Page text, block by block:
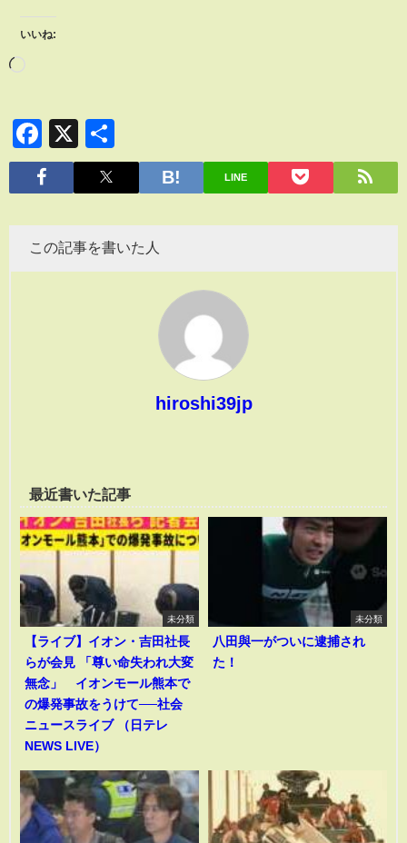
いいね:
Facebook
X
有
LINE
この記事を書いた人
hiroshi39jp
最近書いた記事
未分類
【ライブ】イオン・吉田社長
らが会見 「尊い命失われ大変
無念」 イオンモール熊本で
の爆発事故をうけて──社会
ニュースライブ （日テレ
NEWS LIVE）
未分類
八田與一がついに逮捕され
た！